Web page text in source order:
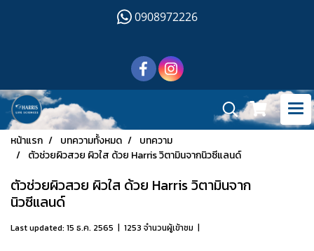
0908972226
หน้าแรก บทความทั้งหมด
บทความ
ตัวช่วยผิวสวย ผิวใส ด้วย Harris วิตามินจากนิวซีแลนด์
ตัวช่วยผิวสวย ผิวใส ด้วย Harris วิตามินจาก
นิวซีแลนด์
Last updated: 15 ธ.ค. 2565 | 1253 จำนวนผู้เข้าชม |